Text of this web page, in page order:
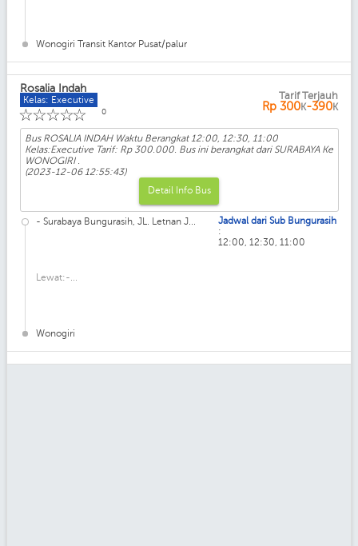
Wonogiri Transit Kantor Pusat/palur
Rosalia Indah
Kelas: Executive
☆
☆
☆
☆
☆ 0
Tarif Terjauh
Rp 300K-390K
Bus ROSALIA INDAH Waktu Berangkat 12:00, 12:30, 11:00
Kelas:Executive Tarif: Rp 300.000. Bus ini berangkat dari SURABAYA Ke
WONOGIRI .
(2023-12-06 12:55:43)
Detail Info Bus
- Surabaya Bungurasih, JL. Letnan J...
Lewat:-...
Wonogiri
Jadwal dari Sub Bungurasih
:
12:00, 12:30, 11:00